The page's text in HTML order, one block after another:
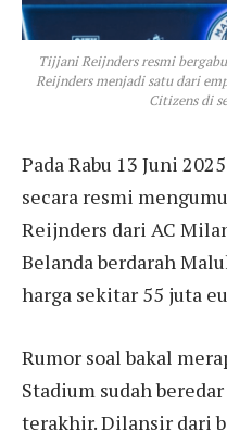
Tijjani Reijnders resmi
Reijnders menjadi satu dari
Citizens di
Pada Rabu 13 Juni
secara resmi
Reijnders dari AC
Belanda berdarah
harga sekitar 55 juta
Rumor soal bakal
Stadium sudah
terakhir. Dilansir dari